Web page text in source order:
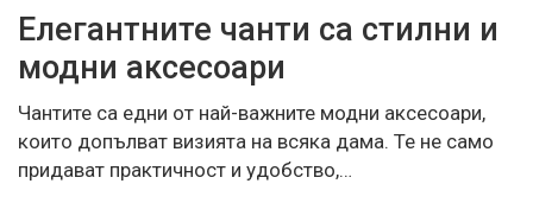
Елегантните чанти са стилни и
модни аксесоари
Чантите са едни от най-важните модни аксесоари,
които допълват визията на всяка дама. Те не само
придават практичност и удобство,…